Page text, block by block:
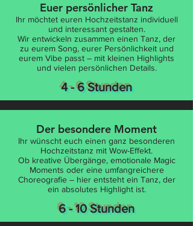
Euer persönlicher Tanz
Ihr möchtet euren Hochzeitstanz individuell
und interessant gestalten.
Wir entwickeln zusammen einen Tanz, der
zu eurem Song, eurer Persönlichkeit und
eurem Vibe passt – mit kleinen Highlights
und vielen persönlichen Details.
4 - 6 Stunden
Der besondere Moment
Ihr wünscht euch einen ganz besonderen
Hochzeitstanz mit Wow-Effekt.
Ob kreative Übergänge, emotionale Magic
Moments oder eine umfangreichere
Choreografie – hier entsteht ein Tanz, der
ein absolutes Highlight ist.
6 - 10 Stunden